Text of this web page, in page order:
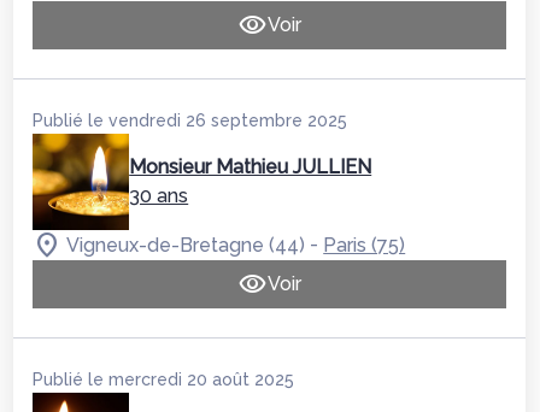
Voir
Publié le vendredi 26 septembre 2025
Monsieur Mathieu JULLIEN
30 ans
Vigneux-de-Bretagne (44) - Paris (75)
Voir
Publié le mercredi 20 août 2025